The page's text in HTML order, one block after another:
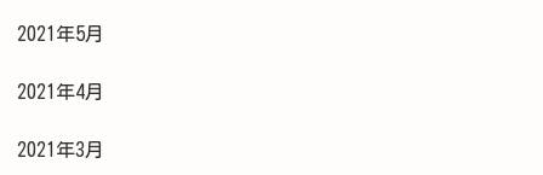
2021年5月
2021年4月
2021年3月